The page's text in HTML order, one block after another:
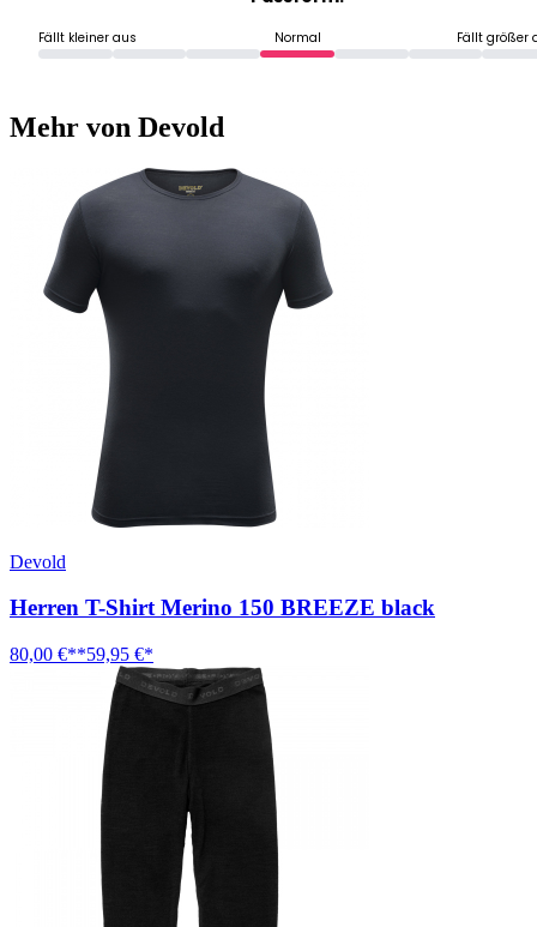
Fällt kleiner aus Normal Fällt größer
Mehr von Devold
Devold
Herren T-Shirt Merino 150 BREEZE black
80,00 €**59,95 €*